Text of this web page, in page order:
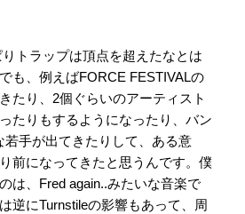
トラップは頂点を超えたなとは
も、例えばFORCE FESTIVALの
たり、2個ぐらいのアーティスト
たりもするようになったり、バン
若手が出てきたりして、ある意
前になってきたと思うんです。僕
は、Fred again..みたいな音楽で
逆にTurnstileの影響もあって、周